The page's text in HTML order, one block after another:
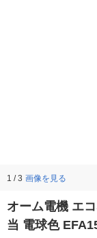
1 / 3 画像を見る
オーム電機 エ
当 電球色